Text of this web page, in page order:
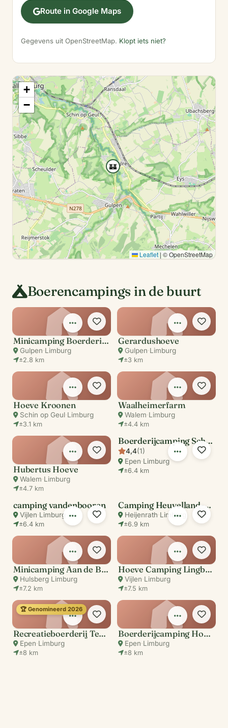
Route in Google Maps
Gegevens uit OpenStreetMap. Klopt iets niet?
🏰
+
−
Leaflet | © OpenStreetMap
Boerencampings in de buurt
Minicamping Boerderij Berghemmerhof
Gulpen·Limburg
±2.8 km
Gerardushoeve
Gulpen·Limburg
±3 km
Hoeve Kroonen
Schin op Geul·Limburg
±3.1 km
Waalheimerfarm
Walem·Limburg
±4.4 km
Hubertus Hoeve
Walem·Limburg
±4.7 km
Boerderijcamping Schaapskooi Mergelland
4,4(1)
Epen·Limburg
±6.4 km
camping vandenbooren
Vijlen·Limburg
±6.4 km
Camping Heuvelland-Oaze
Heijenrath·Limburg
±6.9 km
Minicamping Aan de Beemden
Hulsberg·Limburg
±7.2 km
Hoeve Camping Lingberg
Vijlen·Limburg
±7.5 km
🏆 Genomineerd 2026
Recreatieboerderij Tergracht
Epen·Limburg
±8 km
Boerderijcamping Hoeve Helberg
Epen·Limburg
±8 km